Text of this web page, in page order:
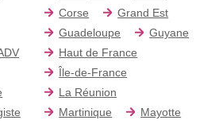
Corse
Grand Est
Guadeloupe
Guyane
Haut de France
Île-de-France
La Réunion
Martinique
Mayotte